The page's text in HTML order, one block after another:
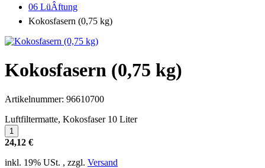
06 LüÂftung
Kokosfasern (0,75 kg)
Kokosfasern (0,75 kg)
Artikelnummer: 96610700
Luftfiltermatte, Kokosfaser 10 Liter
24,12 €
inkl. 19% USt. , zzgl. Versand